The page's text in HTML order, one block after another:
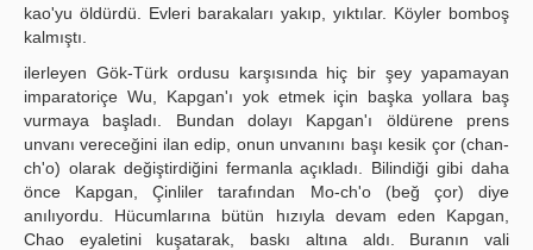
kao'yu öldürdü. Evleri barakaları yakıp, yıktılar. Köyler bomboş
kalmıştı.
ilerleyen Gök-Türk ordusu karşısında hiç bir şey yapamayan
imparatoriçe Wu, Kapgan'ı yok etmek için başka yollara baş
vurmaya başladı. Bundan dolayı Kapgan'ı öldürene prens
unvanı vereceğini ilan edip, onun unvanını başı kesik çor (chan-
ch'o) olarak değiştirdiğini fermanla açıkladı. Bilindiği gibi daha
önce Kapgan, Çinliler tarafından Mo-ch'o (beğ çor) diye
anılıyordu. Hücumlarına bütün hızıyla devam eden Kapgan,
Chao eyaletini kuşatarak, baskı altına aldı. Buranın vali